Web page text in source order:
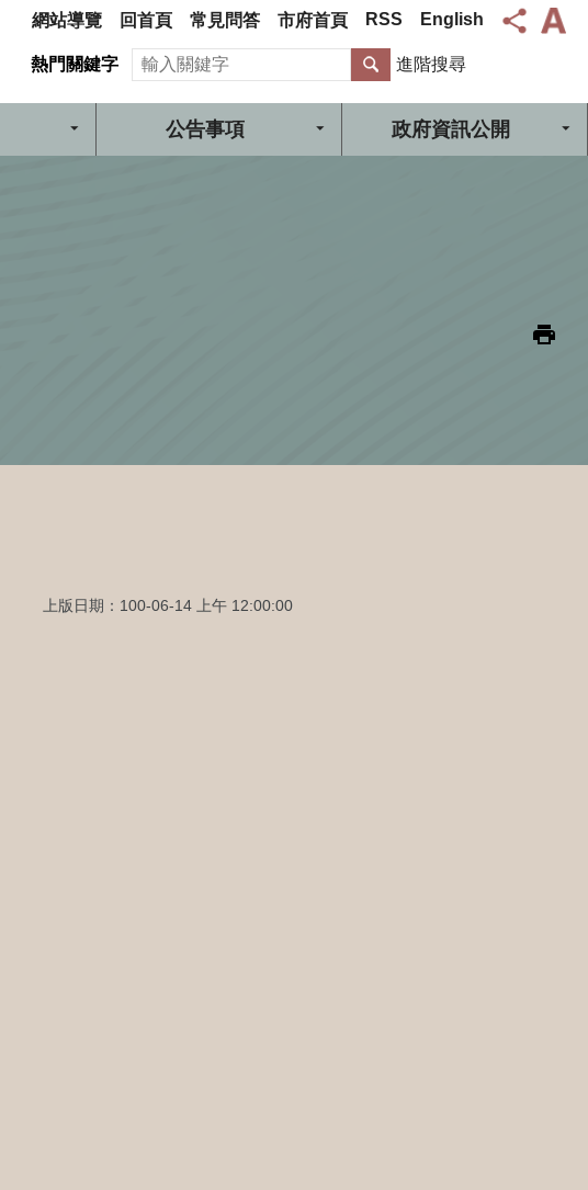
網站導覽 回首頁 常見問答 市府首頁 RSS English
公告事項 政府資訊公開
熱門關鍵字 搜尋 進階搜尋
上版日期：100-06-14 上午 12:00:00